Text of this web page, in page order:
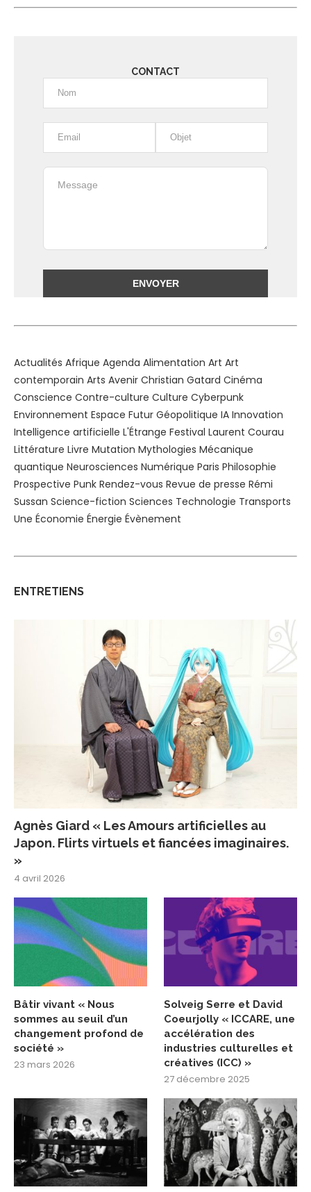
CONTACT
Actualités Afrique Agenda Alimentation Art Art
contemporain Arts Avenir Christian Gatard Cinéma
Conscience Contre-culture Culture Cyberpunk
Environnement Espace Futur Géopolitique IA Innovation
Intelligence artificielle L'Étrange Festival Laurent Courau
Littérature Livre Mutation Mythologies Mécanique
quantique Neurosciences Numérique Paris Philosophie
Prospective Punk Rendez-vous Revue de presse Rémi
Sussan Science-fiction Sciences Technologie Transports
Une Économie Énergie Évènement
ENTRETIENS
Agnès Giard « Les Amours artificielles au
Japon. Flirts virtuels et fiancées imaginaires.
»
4 avril 2026
Bâtir vivant « Nous
sommes au seuil d’un
changement profond de
société »
23 mars 2026
Solveig Serre et David
Coeurjolly « ICCARE, une
accélération des
industries culturelles et
créatives (ICC) »
27 décembre 2025